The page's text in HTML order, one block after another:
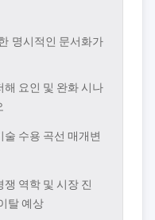
명시적인 문서화가
해 요인 및 완화 시나
술 수용 곡선 매개변
역학 및 시장 진
탈 예상